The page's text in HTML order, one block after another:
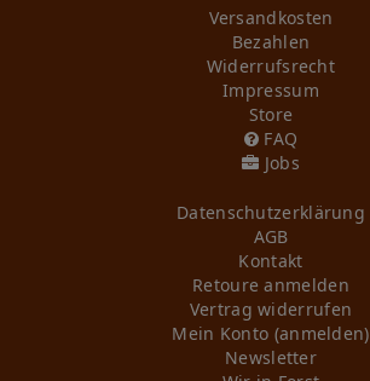
Versandkosten
Bezahlen
Widerrufs­recht
Impressum
Store
FAQ
Jobs
Daten­schutz­erklärung
AGB
Kontakt
Retoure anmelden
Vertrag widerrufen
Mein Konto (anmelden)
Newsletter